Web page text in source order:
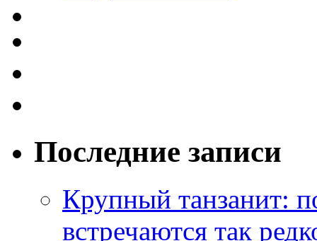
Последние записи
Крупный танзанит:
встречаются так